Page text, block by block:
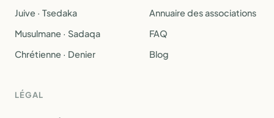
Juive · Tsedaka
Musulmane · Sadaqa
Chrétienne · Denier
Annuaire des associations
FAQ
Blog
LÉGAL